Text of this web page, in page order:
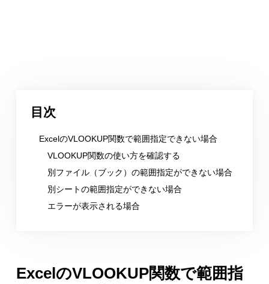
目次
ExcelのVLOOKUP関数で範囲指定できない場合
VLOOKUP関数の使い方を確認する
別ファイル（ブック）の範囲指定ができない場合
別シートの範囲指定ができない場合
エラーが表示される場合
ExcelのVLOOKUP関数で範囲指